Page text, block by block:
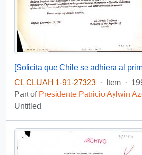
CL CLUAH 1-91-27323 · Item ·
Part of Presidente Patricio Aylwin
Untitled